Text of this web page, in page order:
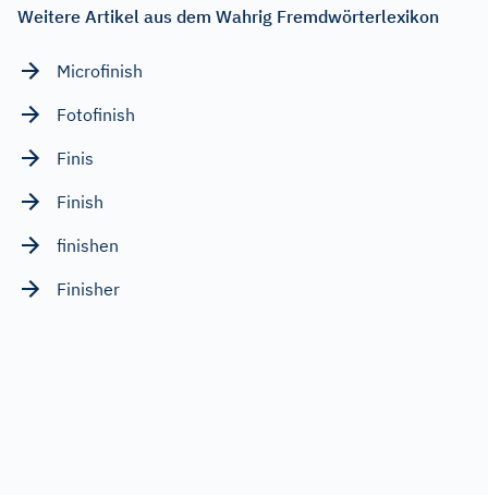
Weitere Artikel aus dem Wahrig Fremdwörterlexikon
Microfinish
Fotofinish
Finis
Finish
finishen
Finisher